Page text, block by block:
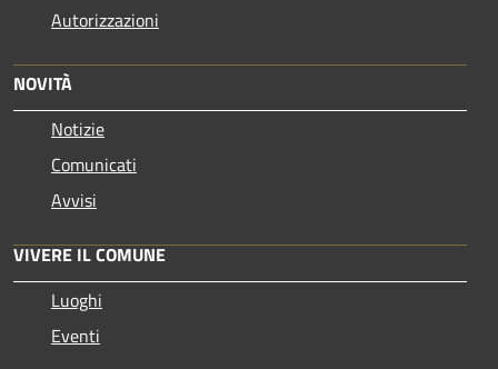
Autorizzazioni
NOVITÀ
Notizie
Comunicati
Avvisi
VIVERE IL COMUNE
Luoghi
Eventi